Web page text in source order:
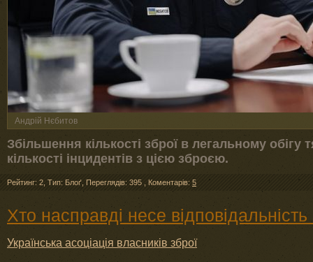
Андрій Нєбитов
Збільшення кількості зброї в легальному
кількості інцидентів з цією зброєю.
Рейтинг: 2 Тип: Блоґ Переглядів: 395 Коментарів: 5
Хто насправді несе
Українська асоціація власників зброї